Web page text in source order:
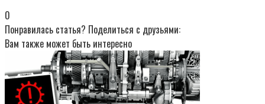
0
Понравилась статья? Поделиться с друзьями:
Вам также может быть интересно